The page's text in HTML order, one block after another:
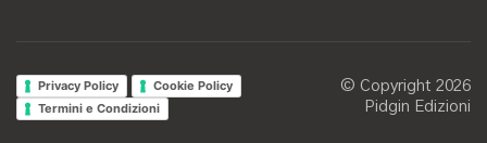
© Copyright 2026
Pidgin Edizioni
Privacy Policy
Cookie Policy
Termini e Condizioni